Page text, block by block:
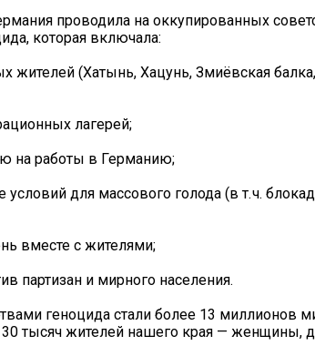
проводила на оккупированных
которая включала:
жителей (Хатынь, Хацунь, Змиёвская
лагерей;
на работы в Германию;
для массового голода (в т. ч.
вместе с жителями;
партизан и мирного населения.
геноцида стали более 13 миллионов
тысяч жителей нашего края — женщины,